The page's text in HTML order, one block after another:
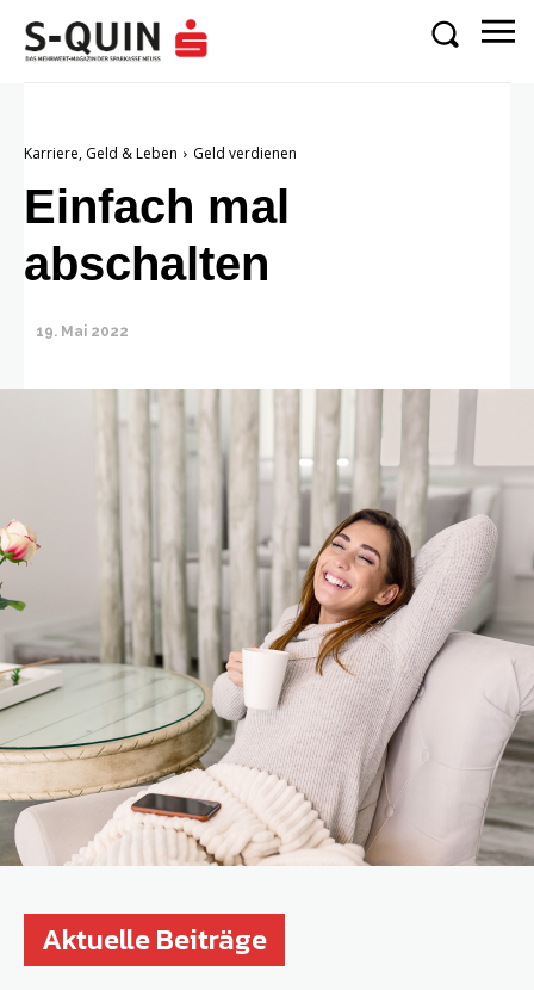
Karriere, Geld & Leben Geld verdienen
Einfach mal
abschalten
19. Mai 2022
Aktuelle Beiträge